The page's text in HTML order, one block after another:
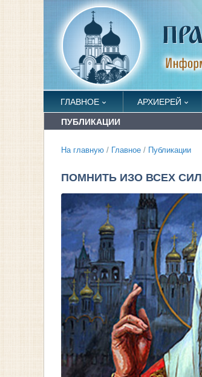
ГЛАВНОЕ АРХИЕРЕЙ
ПУБЛИКАЦИИ
На главную / Главное / Публикации
ПОМНИТЬ ИЗО ВСЕХ СИЛ